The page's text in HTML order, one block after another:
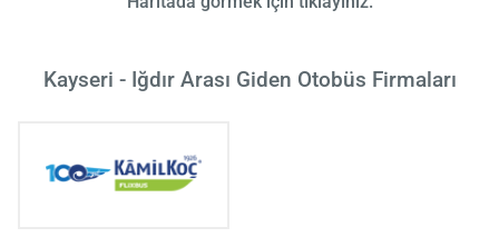
Kayseri - Iğdır Arası Giden Otobüs Firmaları